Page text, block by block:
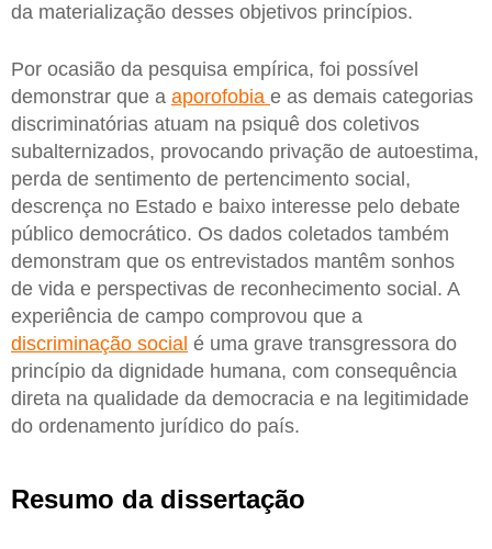
da materialização desses objetivos princípios.
Por ocasião da pesquisa empírica, foi possível
demonstrar que a aporofobia e as demais categorias
discriminatórias atuam na psiquê dos coletivos
subalternizados, provocando privação de autoestima,
perda de sentimento de pertencimento social,
descrença no Estado e baixo interesse pelo debate
público democrático. Os dados coletados também
demonstram que os entrevistados mantêm sonhos
de vida e perspectivas de reconhecimento social. A
experiência de campo comprovou que a
discriminação social é uma grave transgressora do
princípio da dignidade humana, com consequência
direta na qualidade da democracia e na legitimidade
do ordenamento jurídico do país.
Resumo da dissertação